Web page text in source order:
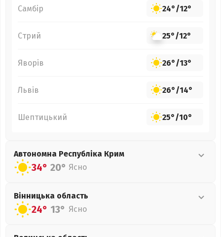
Самбір 24°/12°
Стрий 25°/12°
Яворів 26°/13°
Львів 26°/14°
Шептицький 25°/10°
Автономна Республіка Крим
34° 20° Ясно
Вінницька область
24° 13° Ясно